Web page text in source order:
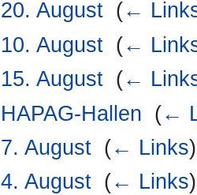
20. August (←
10. August (←
15. August (←
HAPAG-Hallen (←
7. August (← Links)
4. August (← Links)